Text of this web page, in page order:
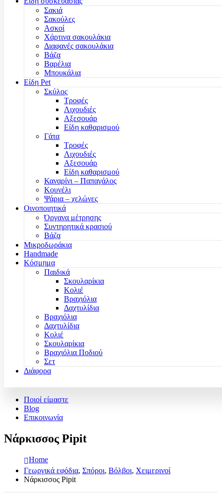
Σακιά
Σακούλες
Ασκοί
Χάρτινα σακουλάκια
Διαφανές σακουλάκια
Βάζα
Βαρέλια
Μπουκάλια
Είδη Pet
Σκύλος
Τροφές
Λιχουδιές
Αξεσουάρ
Είδη καθαρισμού
Γάτα
Τροφές
Λιχουδιές
Αξεσουάρ
Είδη καθαρισμού
Καναρίνι – Παπαγάλος
Κουνέλι
Ψάρια – χελώνες
Οινοποιητικά
Όργανα μέτρησης
Συντηρητικά κρασιού
Βάζα
Μικροδωράκια
Handmade
Κόσμημα
Παιδικά
Σκουλαρίκια
Κολιέ
Βραχιόλια
Δαχτυλίδια
Βραχιόλια
Δαχτυλίδια
Κολιέ
Σκουλαρίκια
Βραχιόλια Ποδιού
Σετ
Διάφορα
Ποιοί είμαστε
Blog
Επικοινωνία
Νάρκισσος Pipit
Home
Γεωργικά εφόδια, Σπόροι, Βόλβοι, Χειμερινοί
Νάρκισσος Pipit